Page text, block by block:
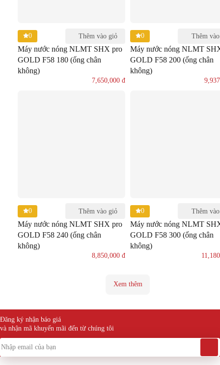
0 Thêm vào giỏ
Máy nước nóng NLMT SHX pro
GOLD F58 180 (ống chân
không)
7,650,000 đ
0 Thêm
Máy nước nóng NLMT
GOLD F58 200 (ống chân
không)
0 Thêm vào giỏ
Máy nước nóng NLMT SHX pro
GOLD F58 240 (ống chân
không)
8,850,000 đ
0 Thêm
Máy nước nóng NLMT
GOLD F58 300 (ống chân
không)
Xem thêm
Đăng ký nhận báo giá
và nhận mã khuyến mãi đến từ chúng tôi